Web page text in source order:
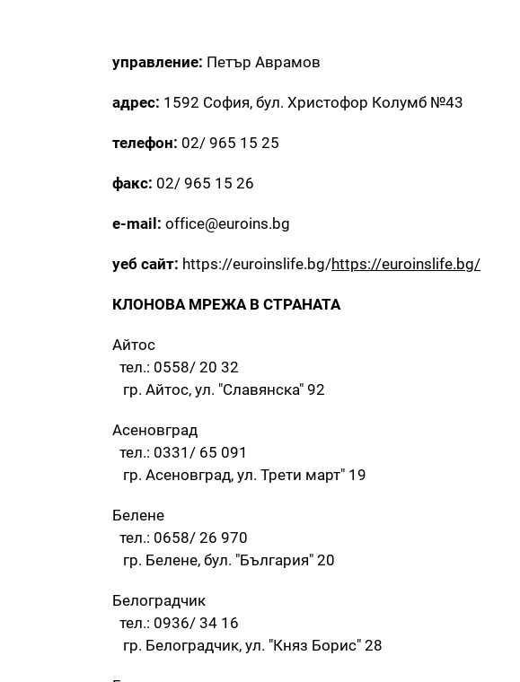
управление: Петър Аврамов
адрес: 1592 София, бул. Христофор Колумб №43
телефон: 02/ 965 15 25
факс: 02/ 965 15 26
e-mail: office@euroins.bg
уеб сайт: https://euroinslife.bg/https://euroinslife.bg/
КЛОНОВА МРЕЖА В СТРАНАТА
Айтос
тел.: 0558/ 20 32
гр. Айтос, ул. "Славянска" 92
Асеновград
тел.: 0331/ 65 091
гр. Асеновград, ул. Трети март" 19
Белене
тел.: 0658/ 26 970
гр. Белене, бул. "България" 20
Белоградчик
тел.: 0936/ 34 16
гр. Белоградчик, ул. "Княз Борис" 28